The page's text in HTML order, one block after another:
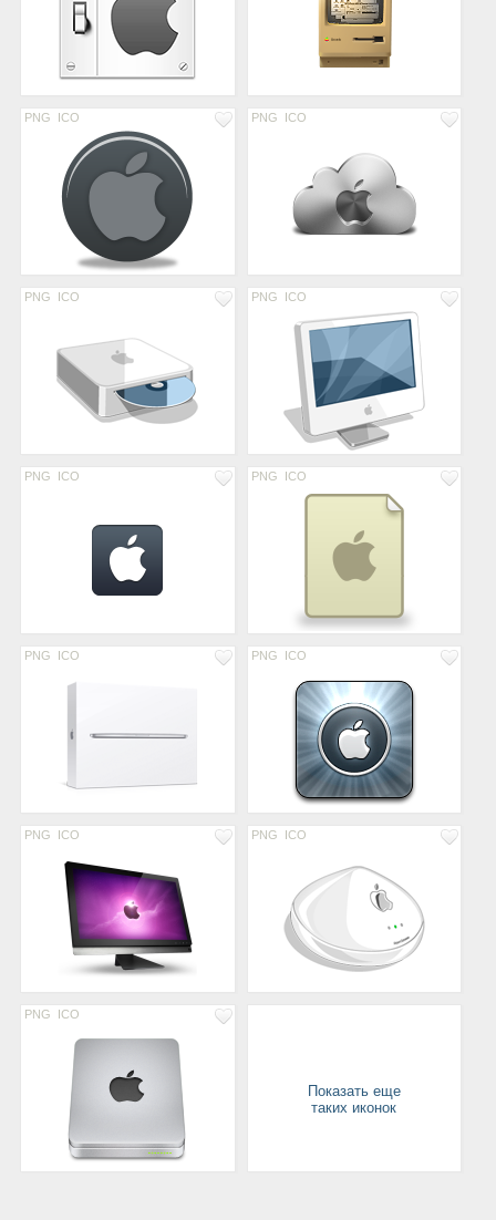
PNG ICO PNG ICO
PNG ICO PNG ICO
PNG ICO PNG ICO
PNG ICO PNG ICO
PNG ICO PNG ICO
PNG ICO
Показать еще
таких иконок